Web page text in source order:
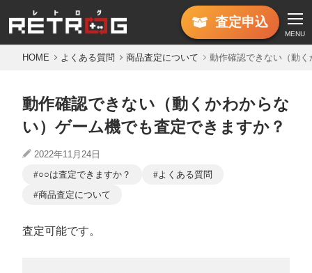
査定申込
MENU
HOME よくある質問 商品査定について 動作確認できない（動
動作確認できない（動くかわからな
い）ゲーム機でも査定できますか？
2022年11月24日
○○は査定できますか？
よくある質問
商品査定について
査定可能です。